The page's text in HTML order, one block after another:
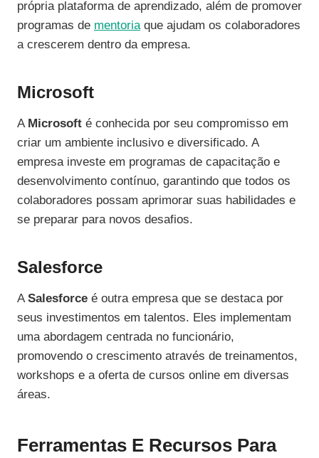
própria plataforma de aprendizado, além de promover
programas de mentoriaque ajudam os colaboradores
a crescerem dentro da empresa.
Microsoft
A Microsoft é conhecida por seu compromisso em
criar um ambiente inclusivo e diversificado. A
empresa investe em programas de capacitação e
desenvolvimento contínuo, garantindo que todos os
colaboradores possam aprimorar suas habilidades e
se preparar para novos desafios.
Salesforce
ASalesforce é outra empresa que se destaca por
seus investimentos em talentos. Eles implementam
uma abordagem centrada no funcionário,
promovendo o crescimento através de treinamentos,
workshops e a oferta de cursos online em diversas
áreas.
Ferramentas E Recursos Para